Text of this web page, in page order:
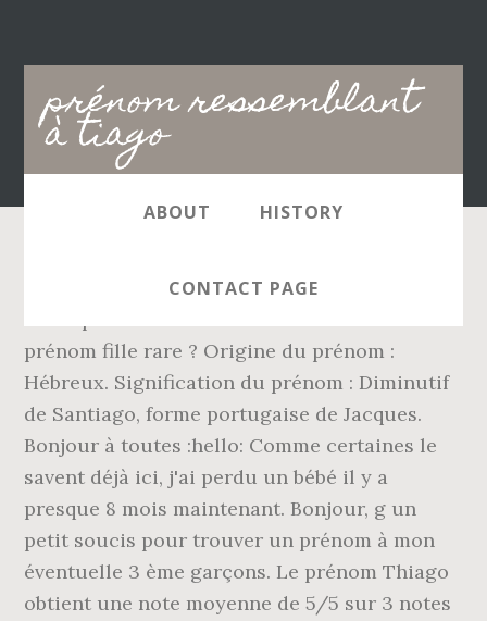
prénom ressemblant
à tiago
Main
navigation
ABOUT HISTORY
CONTACT PAGE
Sa fête : Diago est très intelligent et sûr de
prénom fille rare ? Origine du prénom :
Hébreux. Signification du prénom : Diminutif
de Santiago, forme portugaise de Jacques.
Bonjour à toutes :hello: Comme certaines le
savent déjà ici, j'ai perdu un bébé il y a
presque 8 mois maintenant. Bonjour, g un
petit soucis pour trouver un prénom à mon
éventuelle 3 ème garçons. Le prénom Thiago
obtient une note moyenne de 5/5 sur 3 notes